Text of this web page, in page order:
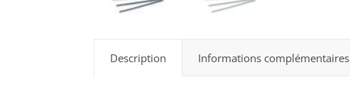
Description Informations complémentaires